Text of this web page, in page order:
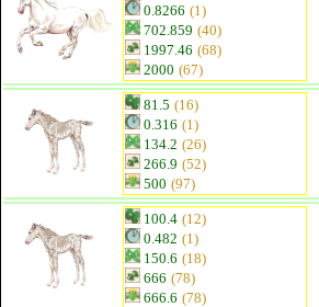
0.8266 (1)
702.859 (40)
1997.46 (68)
2000 (67)
81.5 (16)
0.316 (1)
134.2 (26)
266.9 (52)
500 (97)
100.4 (12)
0.482 (1)
150.6 (18)
666 (78)
666.6 (78)